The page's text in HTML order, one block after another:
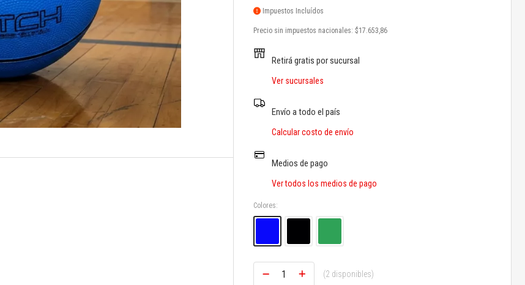
Impuestos Incluídos
Precio sin impuestos nacionales: $17.653,86
Retirá gratis por sucursal
Ver sucursales
Envío a todo el país
Calcular costo de envío
Medios de pago
Ver todos los medios de pago
Colores:
(2 disponibles)